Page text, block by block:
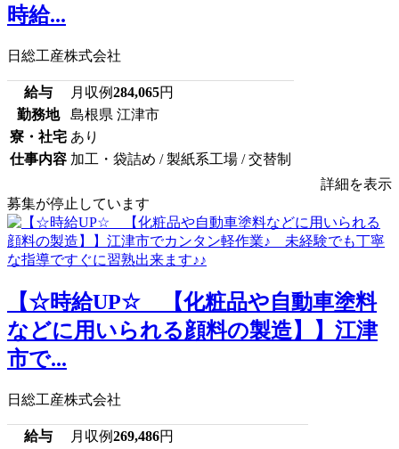
時給...
日総工産株式会社
給与 月収例284,065円
勤務地
島根県 江津市
寮・社宅 あり
仕事内容 加工・袋詰め / 製紙系工場 / 交替制
詳細を表示
募集が停止しています
【☆時給UP☆ 【化粧品や自動車塗料
などに用いられる顔料の製造】】江津
市で...
日総工産株式会社
給与 月収例269,486円